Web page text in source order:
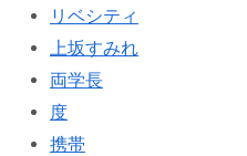
リベシティ
上坂すみれ
両学長
度
携帯